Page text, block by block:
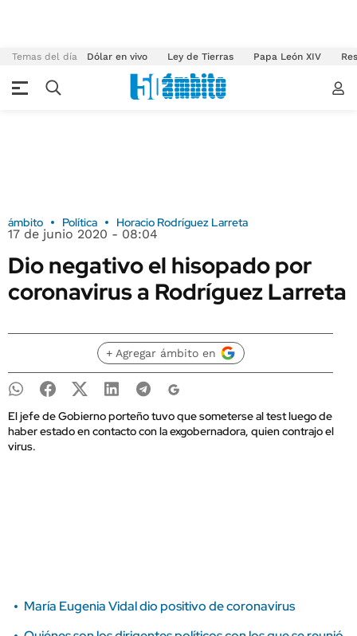
Temas del día Dólar en vivo Ley de Tierras Papa León XIV
ámbito Política Horacio Rodríguez Larreta
17 de junio 2020 - 08:04
Dio negativo el hisopado por
coronavirus a Rodríguez Larreta
+ Agregar ámbito en
El jefe de Gobierno porteño tuvo que someterse al test luego de
haber estado en contacto con la exgobernadora, quien contrajo el
virus.
María Eugenia Vidal dio positivo de coronavirus